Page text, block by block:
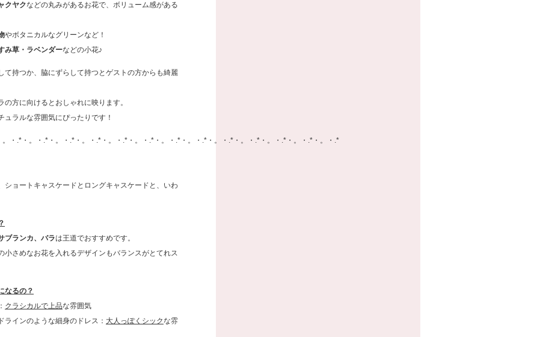
クヤクなどの丸みがあるお花で、ボリューム感がある
やボタニカルなグリーンなど！
み草・ラベンダーなどの小花♪
て持つか、脇にずらして持つとゲストの方からも綺麗
方に向けるとおしゃれに映ります。
ュラルな雰囲気にぴったりです！
。・.*・。・.*・。・.*・。・.*・。・.*・。・.*・。・.*・。・.*・。・.*・。・.*・。・.*・。・.*・。・.*
ショートキャスケードとロングキャスケードと、いわ
ブランカ、バラは王道でおすすめです。
小さめなお花を入れるデザインもバランスがとてれス
なるの？
クラシカルで上品な雰囲気
ラインのような細身のドレス： 大人っぽくシックな雰